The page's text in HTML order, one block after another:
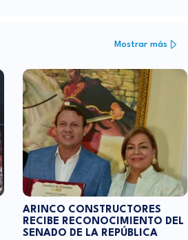
Mostrar más
ARINCO CONSTRUCTORES
RECIBE RECONOCIMIENTO DEL
SENADO DE LA REPÚBLICA